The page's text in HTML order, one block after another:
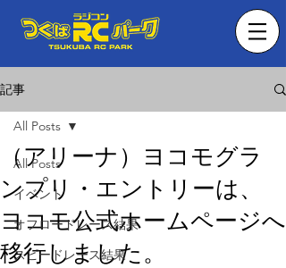
記事
All Posts
イベント
オフロードレース結果
スピードレース結果
All Posts
（アリーナ）ヨコモグラ
ンプリ・エントリーは、
ヨコモ公式ホームページへ
移行しました。